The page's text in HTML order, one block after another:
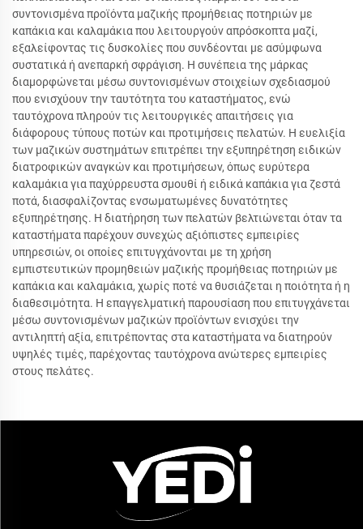
συντονισμένα προϊόντα μαζικής προμήθειας ποτηριών με
καπάκια και καλαμάκια που λειτουργούν απρόσκοπτα μαζί,
εξαλείφοντας τις δυσκολίες που συνδέονται με ασύμφωνα
συστατικά ή ανεπαρκή σφράγιση. Η συνέπεια της μάρκας
διαμορφώνεται μέσω συντονισμένων στοιχείων σχεδιασμού
που ενισχύουν την ταυτότητα του καταστήματος, ενώ
ταυτόχρονα πληρούν τις λειτουργικές απαιτήσεις για
διάφορους τύπους ποτών και προτιμήσεις πελατών. Η ευελιξία
των μαζικών συστημάτων επιτρέπει την εξυπηρέτηση ειδικών
διατροφικών αναγκών και προτιμήσεων, όπως ευρύτερα
καλαμάκια για παχύρρευστα σμουθί ή ειδικά καπάκια για ζεστά
ποτά, διασφαλίζοντας ενσωματωμένες δυνατότητες
εξυπηρέτησης. Η διατήρηση των πελατών βελτιώνεται όταν τα
καταστήματα παρέχουν συνεχώς αξιόπιστες εμπειρίες
υπηρεσιών, οι οποίες επιτυγχάνονται με τη χρήση
εμπιστευτικών προμηθειών μαζικής προμήθειας ποτηριών με
καπάκια και καλαμάκια, χωρίς ποτέ να θυσιάζεται η ποιότητα ή η
διαθεσιμότητα. Η επαγγελματική παρουσίαση που επιτυγχάνεται
μέσω συντονισμένων μαζικών προϊόντων ενισχύει την
αντιληπτή αξία, επιτρέποντας στα καταστήματα να διατηρούν
υψηλές τιμές, παρέχοντας ταυτόχρονα ανώτερες εμπειρίες
στους πελάτες.